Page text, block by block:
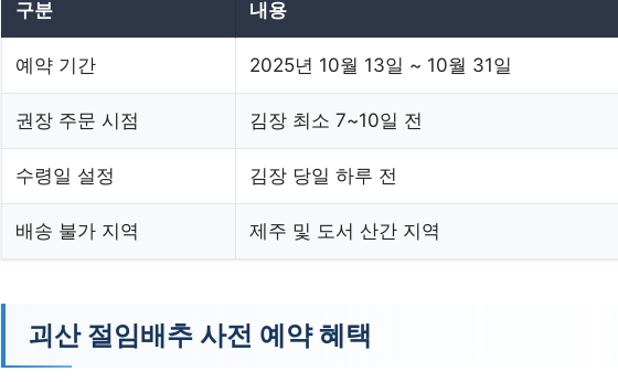
구분 내용
예약 기간 2025년 10월 13일 ~ 10월 31일
권장 주문 시점 김장 최소 7~10일 전
수령일 설정 김장 당일 하루 전
배송 불가 지역 제주 및 도서 산간 지역
괴산 절임배추 사전 예약 혜택